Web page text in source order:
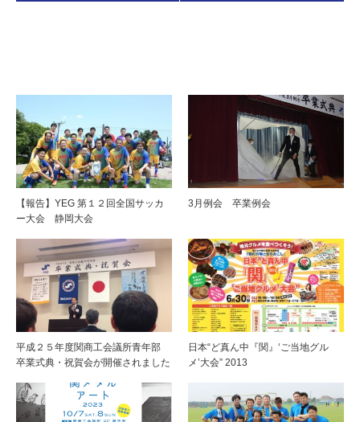
【報告】YEG 第１２回全国サッカ
ー大会 静岡大会
3月例会 卒業例会
平成２５年度関商工会議所青年部
卒業式典・祝賀会が開催されました
日本“ど真ん中『関』‘ご当地グル
メ’大会” 2013